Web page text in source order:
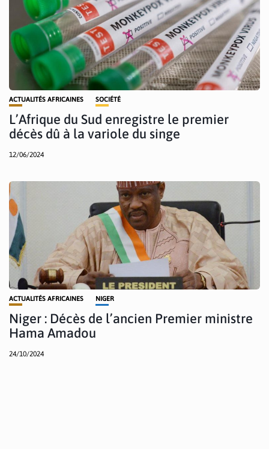
ACTUALITÉS AFRICAINES SOCIÉTÉ
L’Afrique du Sud enregistre le premier
décès dû à la variole du singe
12/06/2024
ACTUALITÉS AFRICAINES NIGER
Niger : Décès de l’ancien Premier ministre
Hama Amadou
24/10/2024